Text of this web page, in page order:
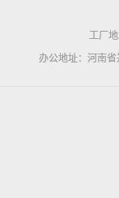
工厂
办公地址：河南